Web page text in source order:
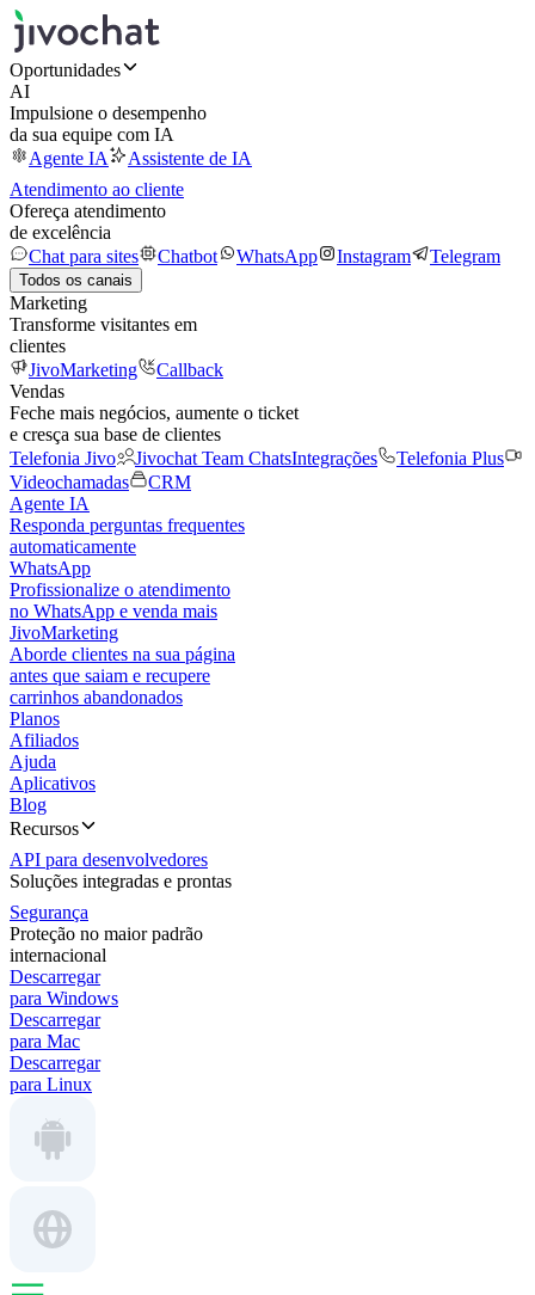
Oportunidades
AI
Impulsione o desempenho
da sua equipe com IA
Agente IA
Assistente de IA
Atendimento ao cliente
Ofereça atendimento
de excelência
Chat para sites
Chatbot WhatsApp Instagram Telegram
Todos os canais
Marketing
Transforme visitantes em
clientes
JivoMarketing
Callback
Vendas
Feche mais negócios, aumente o ticket
e cresça sua base de clientes
Telefonia Jivo
Jivochat Team ChatsIntegrações
Telefonia Plus
Videochamadas
CRM
Agente IA
Responda perguntas frequentes
automaticamente
WhatsApp
Profissionalize o atendimento
no WhatsApp e venda mais
JivoMarketing
Aborde clientes na sua página
antes que saiam e recupere
carrinhos abandonados
Planos
Afiliados
Ajuda
Aplicativos
Blog
Recursos
API para desenvolvedores
Soluções integradas e prontas
Segurança
Proteção no maior padrão
internacional
Descarregar
para Windows
Descarregar
para Mac
Descarregar
para Linux